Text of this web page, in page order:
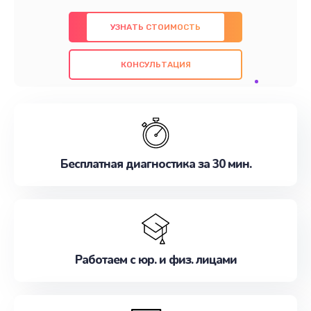
предлагаем быстрый и качественный ремонт с
использованием оригинальных компонентов, а
также гарантируем качество всех
проведенных работ. Наша цель - предоставить
наилучшим образом. Не медлите записаться на
УЗНАТЬ СТОИМОСТЬ
КОНСУЛЬТАЦИЯ
Бесплатная диагностика за 30 мин.
Работаем с юр. и физ. лицами